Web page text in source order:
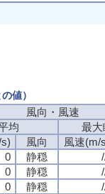
値）
風向・風速
均
最大
風向
風速(m/
0 静穏
0 静穏
0 静穏